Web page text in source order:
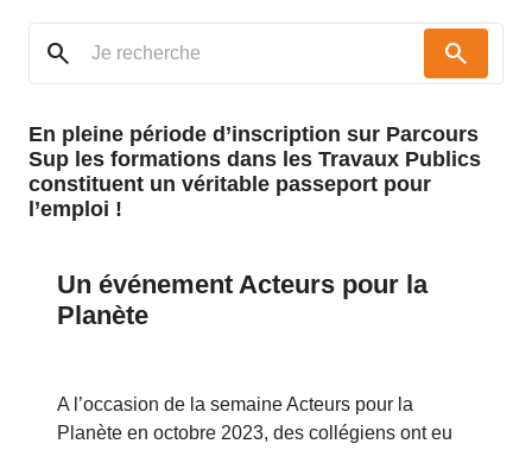
search search
En pleine période d’inscription sur Parcours
Sup les formations dans les Travaux Publics
constituent un véritable passeport pour
l’emploi !
Un événement Acteurs pour la
Planète
A l’occasion de la semaine Acteurs pour la
Planète en octobre 2023, des collégiens ont eu